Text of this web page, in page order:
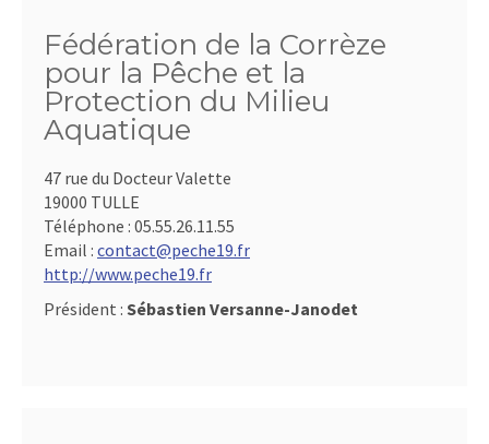
Fédération de la Corrèze
pour la Pêche et la
Protection du Milieu
Aquatique
47 rue du Docteur Valette
19000 TULLE
Téléphone : 05.55.26.11.55
Email : contact@peche19.fr
http://www.peche19.fr
Président : Sébastien Versanne-Janodet